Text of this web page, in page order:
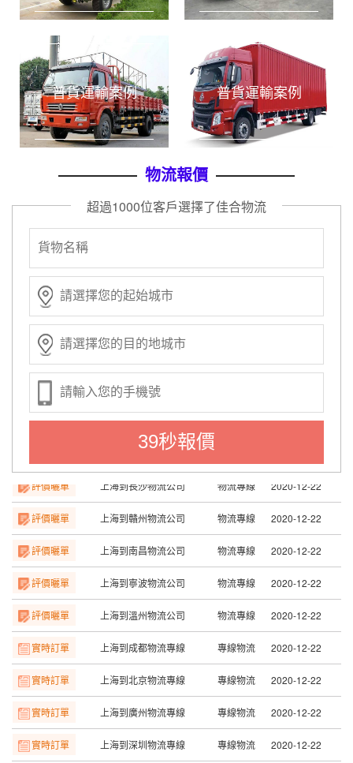
普貨運輸案例 普貨運輸案例
物流報價
超過1000位客戶選擇了佳合物流
39秒報價
實時訂單 上海到成都物流專線 專線物流 2020-12-22
實時訂單 上海到廣州物流專線
實時訂單 上海到深圳物流專線 專線物流 2020-12-22
實時訂單
實時訂單 上海到蘇州物流專線
評價曬單 上海到天津物流公司 物流專線 2020-12-22
上海到長沙物流公司
評價曬單 上海到贛州物流公司 物流專線 2020-12-22
評價曬單 上海到南昌物流公司 物流專線 2020-12-22
評價曬單 上海到寧波物流公司 物流專線 2020-12-22
評價曬單 上海到溫州物流公司 物流專線 2020-12-22
實時訂單 上海到成都物流專線 專線物流 2020-12-22
實時訂單 上海到北京物流專線 專線物流 2020-12-22
實時訂單 上海到廣州物流專線 專線物流 2020-12-22
實時訂單 上海到深圳物流專線 專線物流 2020-12-22
實時訂單 上海到合肥物流專線 專線物流 2020-12-22
評價曬單
評價曬單 上海到長沙物流公司 物流專線 2020-12-22
評價曬單 上海到贛州物流公司 物流專線 2020-12-22
評價曬單 上海到南昌物流公司 物流專線 2020-12-22
上海到寧波物流公司